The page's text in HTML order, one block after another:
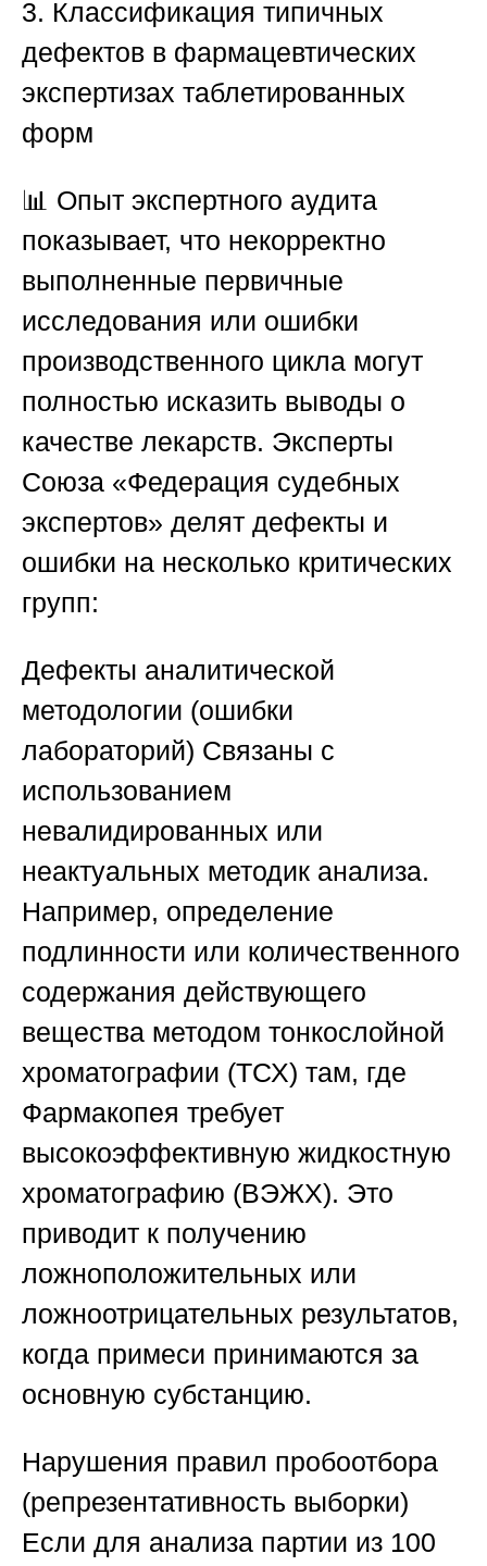
3. Классификация типичных
дефектов в фармацевтических
экспертизах таблетированных
форм
📊 Опыт экспертного аудита
показывает, что некорректно
выполненные первичные
исследования или ошибки
производственного цикла могут
полностью исказить выводы о
качестве лекарств. Эксперты
Союза «Федерация судебных
экспертов» делят дефекты и
ошибки на несколько критических
групп:
Дефекты аналитической
методологии (ошибки
лабораторий) Связаны с
использованием
невалидированных или
неактуальных методик анализа.
Например, определение
подлинности или количественного
содержания действующего
вещества методом тонкослойной
хроматографии (ТСХ) там, где
Фармакопея требует
высокоэффективную жидкостную
хроматографию (ВЭЖХ). Это
приводит к получению
ложноположительных или
ложноотрицательных результатов,
когда примеси принимаются за
основную субстанцию.
Нарушения правил пробоотбора
(репрезентативность выборки)
Если для анализа партии из 100